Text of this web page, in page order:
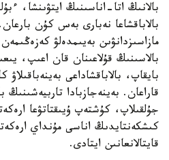
بالانىڭ اتا-اناسىنىڭ ايتۋىنشا،
بالاباقشاعا نەبارى بەس كۇن
مازاسىزدانۋىن بەيىمدەلۋ
بالاسىنىڭ قۇلاعىنان قان اعىپ،
بايقاپ، بالاباقشاداعى بەينەباقىلاۋ
قاراعان. بەينەجازبادا تاربيەشىنىڭ
جۇلقىلاپ، كۇشتەپ ۇيىقتاتۋعا
كىشكەنتايدىڭ اناسى مۇنداي
قايتالانعانىن ايتادى.